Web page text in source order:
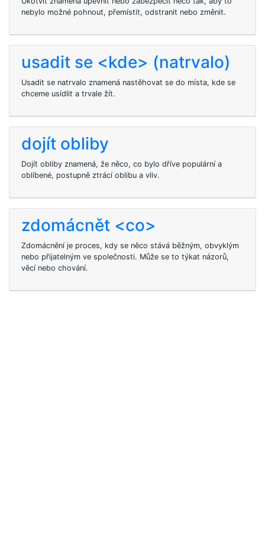
nebylo možné pohnout, přemístit, odstranit nebo změnit.
usadit se <kde> (natrvalo)
Usadit se natrvalo znamená nastěhovat se do místa, kde se
chceme usídlit a trvale žít.
dojít obliby
Dojít obliby znamená, že něco, co bylo dříve populární a
oblíbené, postupně ztrácí oblibu a vliv.
zdomácnět <co>
Zdomácnění je proces, kdy se něco stává běžným, obvyklým
nebo přijatelným ve společnosti. Může se to týkat názorů,
věcí nebo chování.